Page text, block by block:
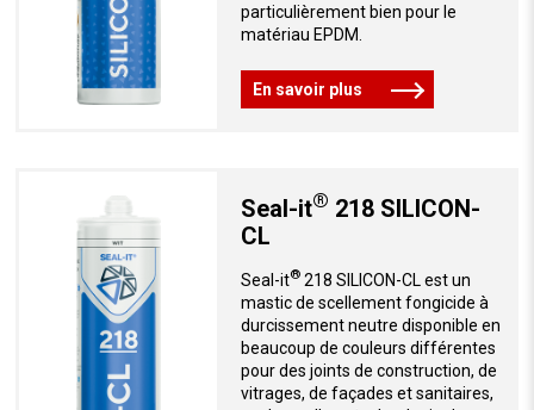
particulièrement bien pour le
matériau EPDM.
En savoir plus
Seal-it® 218 SILICON-
CL
Seal-it®218 SILICON-CL est un
mastic de scellement fongicide à
durcissement neutre disponible en
beaucoup de couleurs différentes
pour des joints de construction, de
vitrages, de façades et sanitaires,